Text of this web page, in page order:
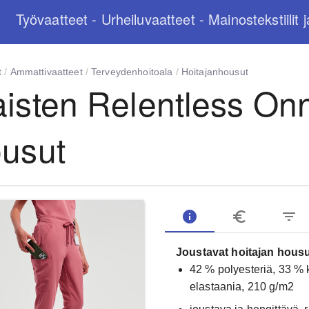
Työvaatteet - Urheiluvaatteet - Mainostekstiilit
/ Ammattivaatteet/Terveydenhoitoala / Hoitajanhousut
Relentless
info euro_symbol filter_list
Joustavat hoitajan
42 % polyesteriä, 33 %
elastaania, 210 g/m2